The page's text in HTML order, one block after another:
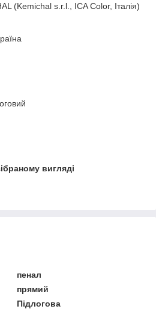
(Kemichal s.r.l., ICA Color, Італія)
вигляді
пенал
прямий
Підлогова